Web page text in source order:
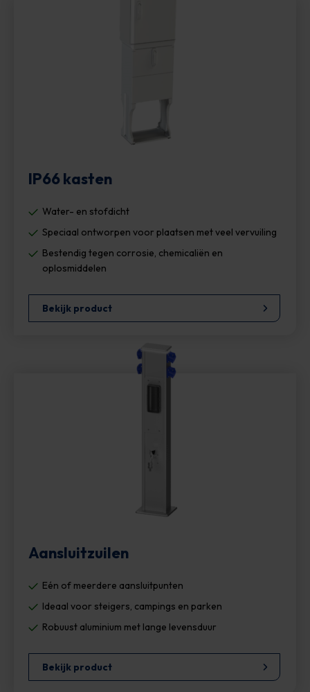
IP66 kasten
Water- en stofdicht
Speciaal ontworpen voor plaatsen met veel vervuiling
Bestendig tegen corrosie, chemicaliën en
oplosmiddelen
Bekijk product
Aansluitzuilen
Eén of meerdere aansluitpunten
Ideaal voor steigers, campings en parken
Robuust aluminium met lange levensduur
Bekijk product